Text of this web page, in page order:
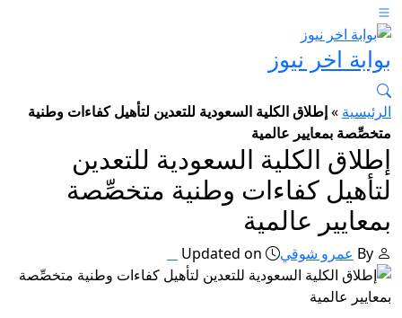
بوابة اخر نيوز
الرئيسية »إطلاق الكلية السعودية للتعدين لتأهيل كفاءات وطنية
متخصِّصة بمعايير عالمية
إطلاق الكلية السعودية للتعدين
لتأهيل كفاءات وطنية متخصِّصة
بمعايير عالمية
By عمرو شوقي Updated on